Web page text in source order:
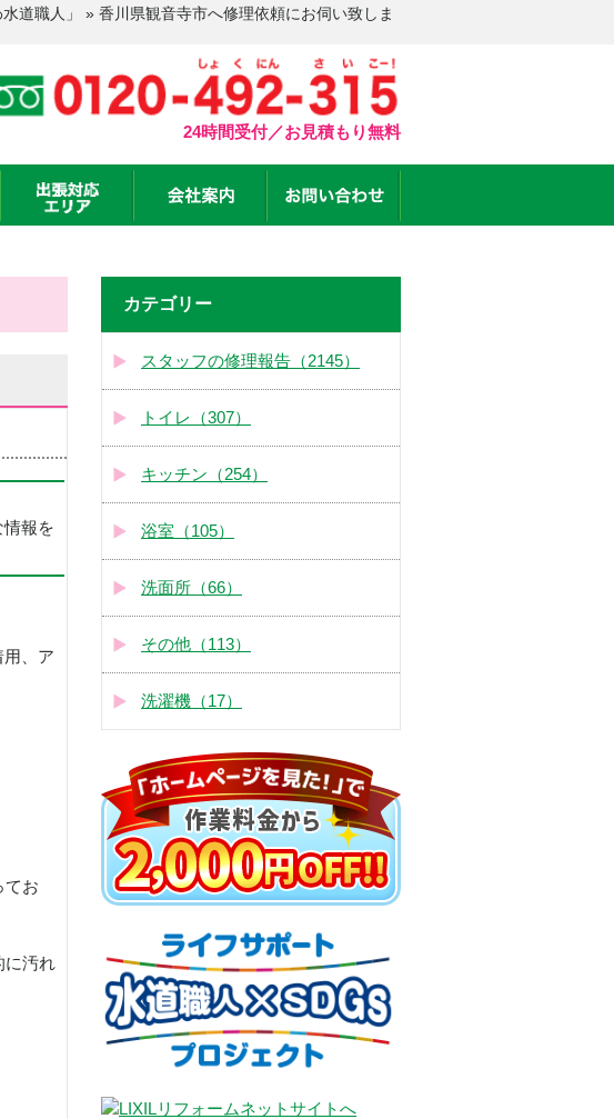
道職人」 » 香川県観音寺市へ修理依頼にお伺い致しま
24時間受付／お見積もり無料
報を
、ア
てお
に汚れ
カテゴリー
スタッフの修理報告（2145）
トイレ（307）
キッチン（254）
浴室（105）
洗面所（66）
その他（113）
洗濯機（17）